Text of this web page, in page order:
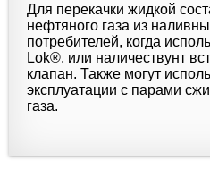
Для перекачки жидкой
нефтяного газа из
потребителей, когда
Lok®, или наличествунт
клапан. Также могут
эксплуатации с парами
газа.